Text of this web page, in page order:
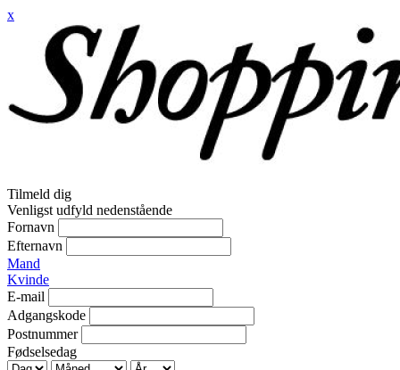
x
Tilmeld dig
Venligst udfyld nedenstående
Fornavn
Efternavn
Mand
Kvinde
E-mail
Adgangskode
Postnummer
Fødselsedag